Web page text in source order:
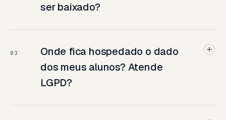
ser baixado?
03
Onde fica hospedado o dado
dos meus alunos? Atende
LGPD?